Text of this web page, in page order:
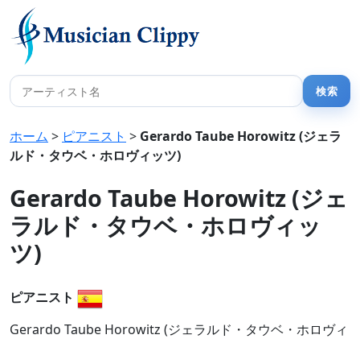
ホーム > ピアニスト > Gerardo Taube Horowitz (ジェラ
ルド・タウベ・ホロヴィッツ)
Gerardo Taube Horowitz (ジェ
ラルド・タウベ・ホロヴィッ
ツ)
ピアニスト
Gerardo Taube Horowitz (ジェラルド・タウベ・ホロヴィ